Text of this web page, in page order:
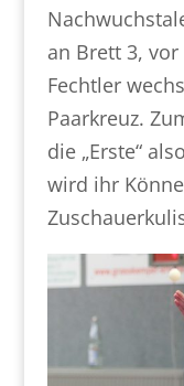
an Brett 3,
Fechtler
Paarkreuz.
die „Erste“
wird ihr